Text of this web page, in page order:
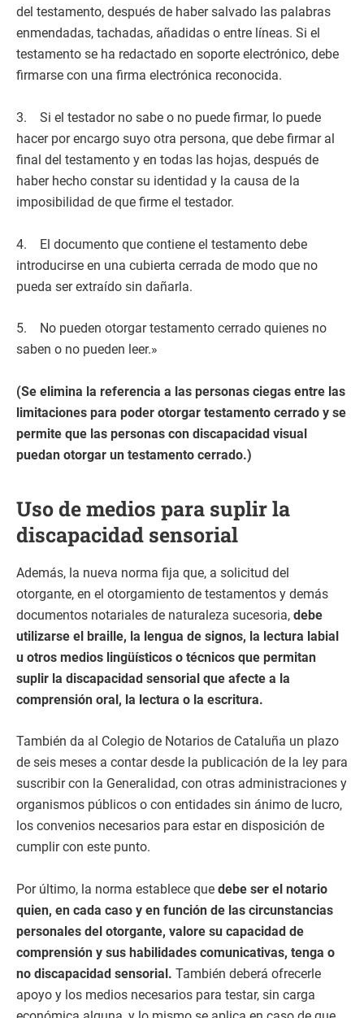
del testamento, después de haber salvado las palabras
enmendadas, tachadas, añadidas o entre líneas. Si el
testamento se ha redactado en soporte electrónico, debe
firmarse con una firma electrónica reconocida.
3. Si el testador no sabe o no puede firmar, lo puede
hacer por encargo suyo otra persona, que debe firmar al
final del testamento y en todas las hojas, después de
haber hecho constar su identidad y la causa de la
imposibilidad de que firme el testador.
4. El documento que contiene el testamento debe
introducirse en una cubierta cerrada de modo que no
pueda ser extraído sin dañarla.
5. No pueden otorgar testamento cerrado quienes no
saben o no pueden leer.»
(Se elimina la referencia a las personas ciegas entre las
limitaciones para poder otorgar testamento cerrado y se
permite que las personas con discapacidad visual
puedan otorgar un testamento cerrado.)
Uso de medios para suplir la
discapacidad sensorial
Además, la nueva norma fija que, a solicitud del
otorgante, en el otorgamiento de testamentos y demás
documentos notariales de naturaleza sucesoria, debe
utilizarse el braille, la lengua de signos, la lectura labial
u otros medios lingüísticos o técnicos que permitan
suplir la discapacidad sensorial que afecte a la
comprensión oral, la lectura o la escritura.
También da al Colegio de Notarios de Cataluña un plazo
de seis meses a contar desde la publicación de la ley para
suscribir con la Generalidad, con otras administraciones y
organismos públicos o con entidades sin ánimo de lucro,
los convenios necesarios para estar en disposición de
cumplir con este punto.
Por último, la norma establece que debe ser el notario
quien, en cada caso y en función de las circunstancias
personales del otorgante, valore su capacidad de
comprensión y sus habilidades comunicativas, tenga o
no discapacidad sensorial. También deberá ofrecerle
apoyo y los medios necesarios para testar, sin carga